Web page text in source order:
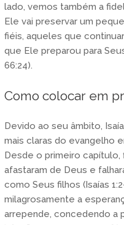
lado, vemos também a
Ele vai preservar um
fiéis, aqueles que
que Ele preparou para
66:24).
Como colocar em
Devido ao seu âmbito,
mais claras do evangelho
Desde o primeiro
afastaram de Deus e
como Seus filhos (Isaías
milagrosamente a
arrepende, concedendo a